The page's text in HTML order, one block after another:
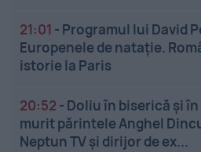
21:01 - Programul lui David
Europenele de natație.
istorie la Paris
20:52 - Doliu în biserică și
murit părintele Anghel
Neptun TV și dirijor de ex...